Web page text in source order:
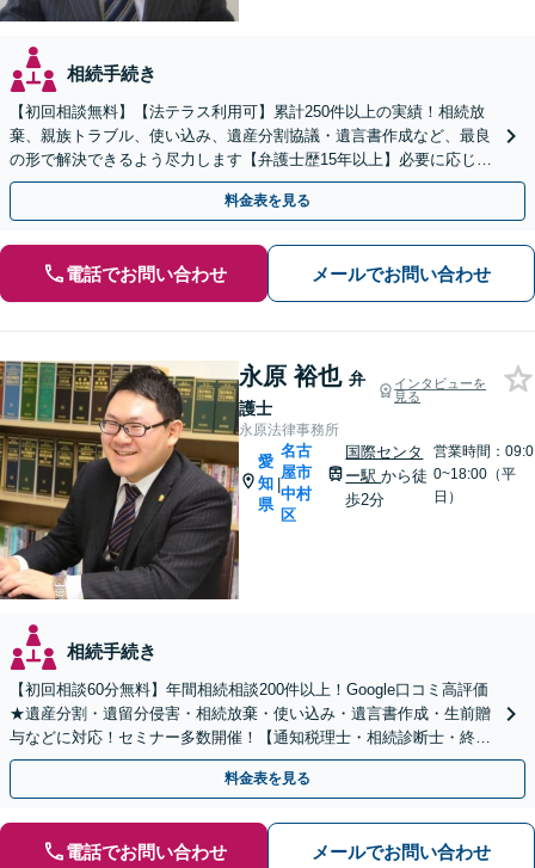
相続手続き
【初回相談無料】【法テラス利用可】累計250件以上の実績！相続放
棄、親族トラブル、使い込み、遺産分割協議・遺言書作成など、最良
の形で解決できるよう尽力します【弁護士歴15年以上】必要に応じて
不動産鑑定士・税理士などとも連携【久屋大通駅2分】
料金表を見る
電話でお問い合わせ メールでお問い合わせ
永原 裕也 弁
護士
インタビューを
見る
永原法律事務所
愛
知
県
|
名古
屋市
中村
区
国際センタ
ー駅から徒
歩2分
営業時間：09:0
0~18:00（平
日）
相続手続き
【初回相談60分無料】年間相続相談200件以上！Google口コミ高評価
★遺産分割・遺留分侵害・相続放棄・使い込み・遺言書作成・生前贈
与などに対応！セミナー多数開催！【通知税理士・相続診断士・終活
カウンセラー】【国際センター駅徒歩3分】
料金表を見る
電話でお問い合わせ メールでお問い合わせ